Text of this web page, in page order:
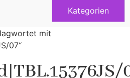
Kategorien
mit
07“